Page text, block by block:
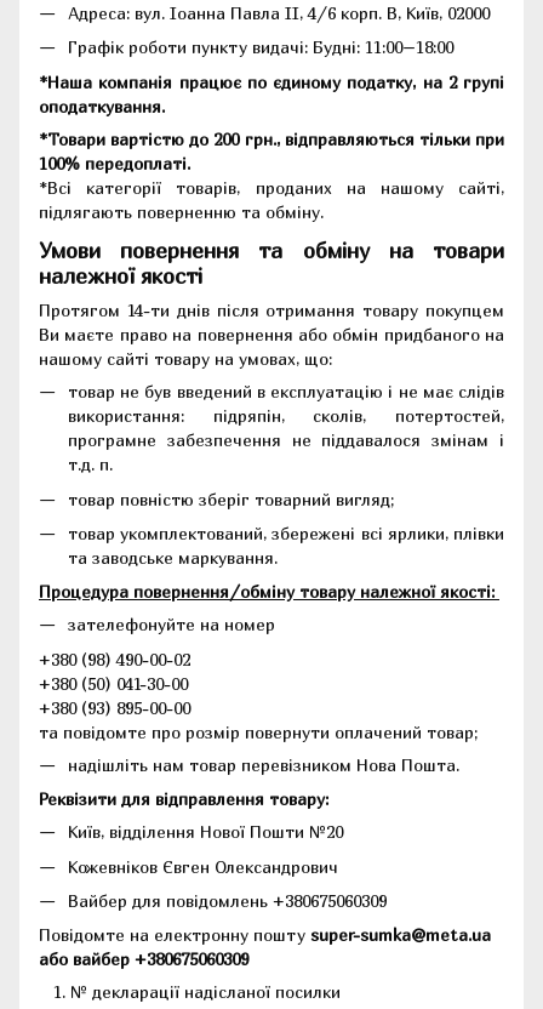
Адреса: вул. Іоанна Павла II, 4/6 корп. В, Київ, 02000
Графік роботи пункту видачі: Будні: 11:00–18:00
*Наша компанія працює по єдиному податку, на 2 групі
оподаткування.
*Товари вартістю до 200 грн., відправляються тільки при
100% передоплаті.
*Всі категорії товарів, проданих на нашому сайті,
підлягають поверненню та обміну.
Умови повернення та обміну на товари
належної якості
Протягом 14-ти днів після отримання товару покупцем
Ви маєте право на повернення або обмін придбаного на
нашому сайті товару на умовах, що:
товар не був введений в експлуатацію і не має слідів
використання: підряпін, сколів, потертостей,
програмне забезпечення не піддавалося змінам і
т.д. п.
товар повністю зберіг товарний вигляд;
товар укомплектований, збережені всі ярлики, плівки
та заводське маркування.
Процедура повернення/обміну товару належної якості:
зателефонуйте на номер
+380 (98) 490-00-02
+380 (50) 041-30-00
+380 (93) 895-00-00
та повідомте про розмір повернути оплачений товар;
надішліть нам товар перевізником Нова Пошта.
Реквізити для відправлення товару:
Київ, відділення Нової Пошти №20
Кожевніков Євген Олександрович
Вайбер для повідомлень +380675060309
Повідомте на електронну пошту super-sumka@meta.ua
або вайбер +380675060309
№ декларації надісланої посилки